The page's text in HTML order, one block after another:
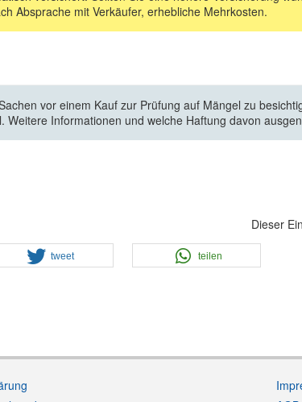
Absprache mit Verkäufer, erhebliche Mehrkosten.
vor einem Kauf zur Prüfung auf Mängel zu
Weitere Informationen und welche Haftung davon
Dieser
tweet teilen